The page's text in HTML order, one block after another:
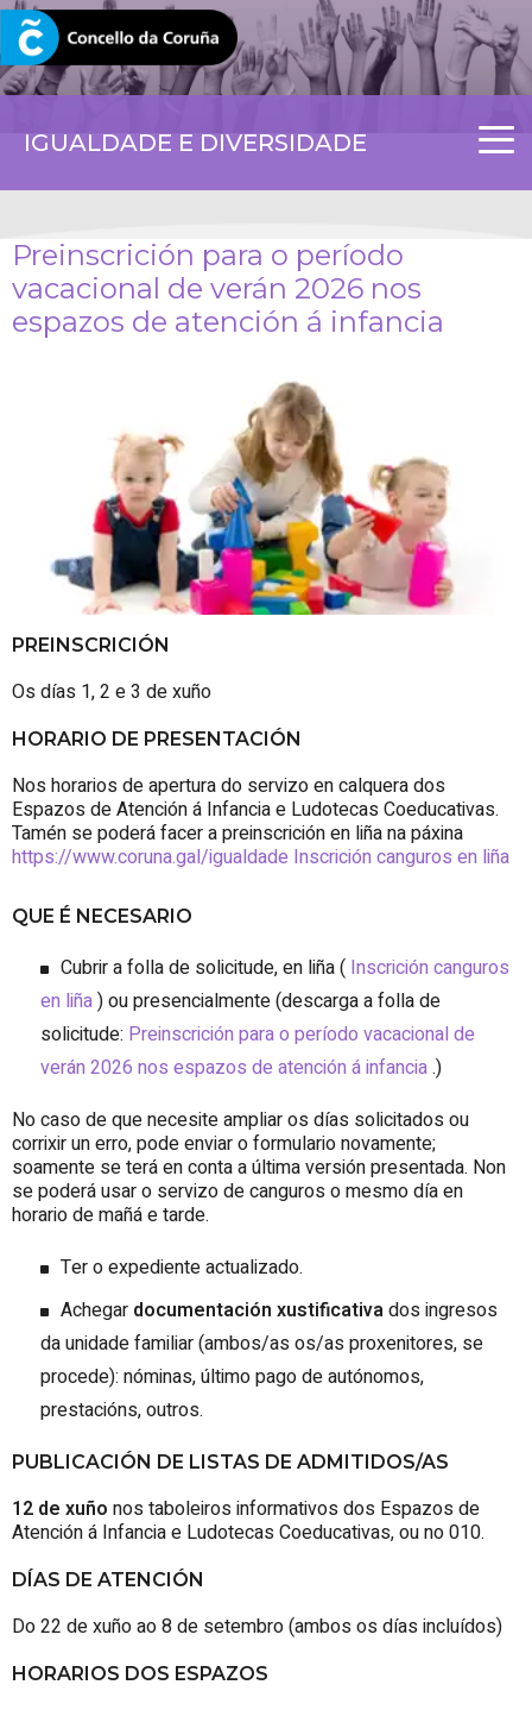
IGUALDADE E DIVERSIDADE
CORUNA.GAL
Preinscrición para o período
vacacional de verán 2026 nos
espazos de atención á infancia
PREINSCRICIÓN
Os días 1, 2 e 3 de xuño
HORARIO DE PRESENTACIÓN
Nos horarios de apertura do servizo en calquera dos
Espazos de Atención á Infancia e Ludotecas Coeducativas.
Tamén se poderá facer a preinscrición en liña na páxina
https://www.coruna.gal/igualdade Inscrición canguros en liña
QUE É NECESARIO
Cubrir a folla de solicitude, en liña ( Inscrición canguros
en liña) ou presencialmente (descarga a folla de
solicitude: Preinscrición para o período vacacional de
verán 2026 nos espazos de atención á infancia.)
No caso de que necesite ampliar os días solicitados ou
corrixir un erro, pode enviar o formulario novamente;
soamente se terá en conta a última versión presentada. Non
se poderá usar o servizo de canguros o mesmo día en
horario de mañá e tarde.
Ter o expediente actualizado.
Achegar documentación xustificativados ingresos
da unidade familiar (ambos/as os/as proxenitores, se
procede): nóminas, último pago de autónomos,
prestacións, outros.
PUBLICACIÓN DE LISTAS DE ADMITIDOS/AS
12 de xuño nos taboleiros informativos dos Espazos de
Atención á Infancia e Ludotecas Coeducativas, ou no 010.
DÍAS DE ATENCIÓN
Do 22 de xuño ao 8 de setembro (ambos os días incluídos)
HORARIOS DOS ESPAZOS